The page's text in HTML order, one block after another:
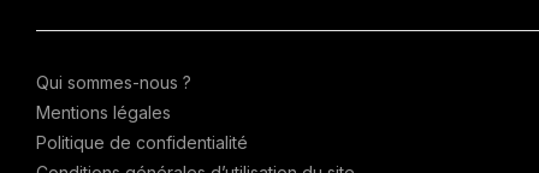
Qui sommes-nous ?
Mentions légales
Politique de confidentialité